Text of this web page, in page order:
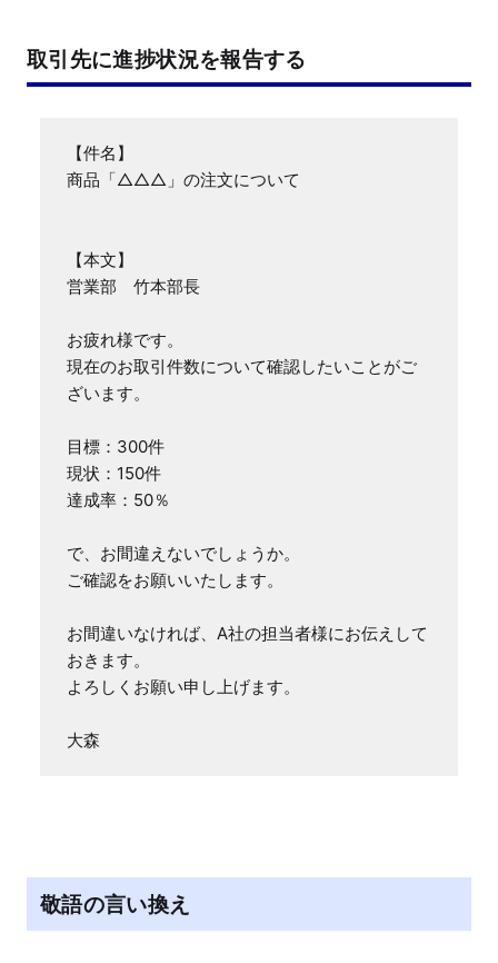
取引先に進捗状況を報告する
【件名】
商品「△△△」の注文について
【本文】
営業部　竹本部長
お疲れ様です。
現在のお取引件数について確認したいことがご
ざいます。
目標：300件
現状：150件
達成率：50％
で、お間違えないでしょうか。
ご確認をお願いいたします。
お間違いなければ、A社の担当者様にお伝えして
おきます。
よろしくお願い申し上げます。
大森
敬語の言い換え